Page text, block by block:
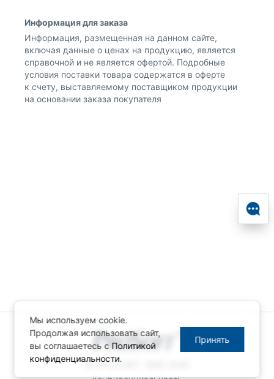
Информация для заказа
Информация, размещенная на данном сайте,
включая данные о ценах на продукцию, является
справочной и не является офертой. Подробные
условия поставки товара содержатся в оферте
к счету, выставляемому поставщиком продукции
на основании заказа покупателя
© ПРОСОФТ, 1996-2026
Мы используем cookie.
Продолжая использовать сайт,
вы соглашаетесь с Политикой
конфиденциальности.
Принять